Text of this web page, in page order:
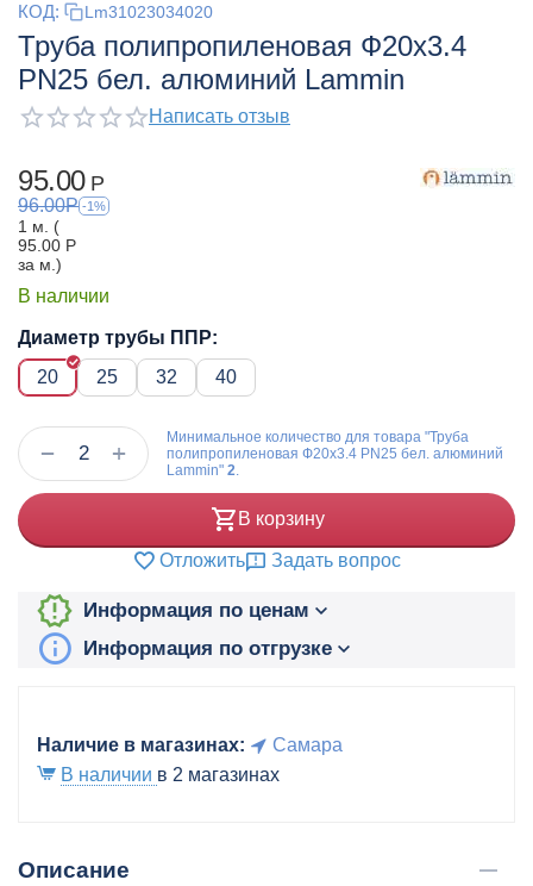
КОД: Lm31023034020
Труба полипропиленовая Ф20x3.4
PN25 бел. алюминий Lammin
Написать отзыв
95.00 Р
96.00Р -1%
1 м. (
95.00 Р
за м.)
В наличии
Диаметр трубы ППР:
20
25 32 40
+
−
Минимальное количество для товара "Труба
полипропиленовая Ф20x3.4 PN25 бел. алюминий
Lammin" 2
В корзину
Отложить Задать вопрос
Информация по ценам
Информация по отгрузке
Наличие в магазинах:
Самара
В наличии в 2 магазинах
Описание